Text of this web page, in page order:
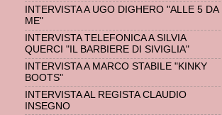
INTERVISTA A UGO DIGHERO "ALLE 5 DA
ME"
INTERVISTA TELEFONICA A SILVIA
QUERCI "IL BARBIERE DI SIVIGLIA"
INTERVISTA A MARCO STABILE "KINKY
BOOTS"
INTERVISTA AL REGISTA CLAUDIO
INSEGNO